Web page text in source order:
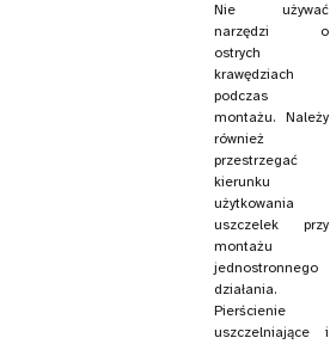
Nie używać
narzędzi o
ostrych
krawędziach
podczas
montażu. Należy
również
przestrzegać
kierunku
użytkowania
uszczelek przy
montażu
jednostronnego
działania.
Pierścienie
uszczelniające i